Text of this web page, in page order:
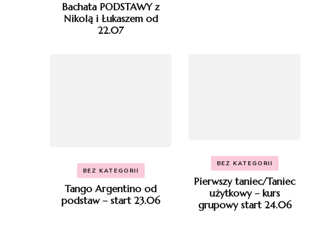
Bachata PODSTAWY z
Nikolą i Łukaszem od
22.07
BEZ KATEGORII
Tango Argentino od
podstaw – start 23.06
BEZ KATEGORII
Pierwszy taniec/Taniec
użytkowy – kurs
grupowy start 24.06